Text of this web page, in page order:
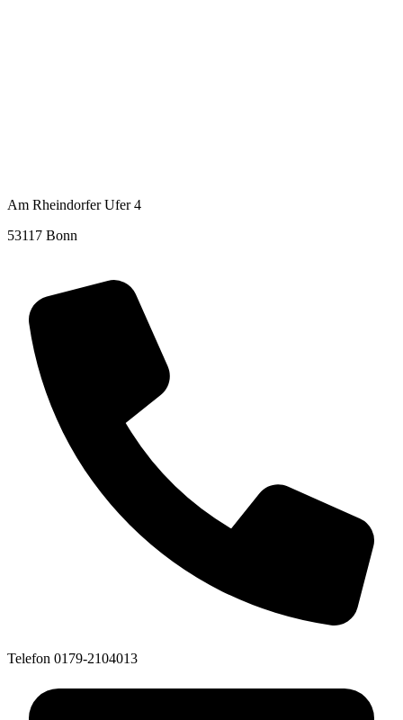
Am Rheindorfer Ufer 4
53117 Bonn
Telefon 0179-2104013